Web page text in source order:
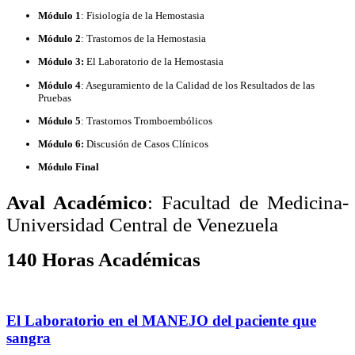
Módulo 1 : Fisiología de la Hemostasia
Módulo 2: Trastornos de la Hemostasia
Módulo 3: El Laboratorio de la Hemostasia
Módulo 4: Aseguramiento de la Calidad de los Resultados de las
Pruebas
Módulo 5: Trastornos Tromboembólicos
Módulo 6: Discusión de Casos Clínicos
Módulo Final
Aval Académico: Facultad de Medicina-
Universidad Central de Venezuela
140 Horas Académicas
El Laboratorio en el MANEJO del paciente que
sangra